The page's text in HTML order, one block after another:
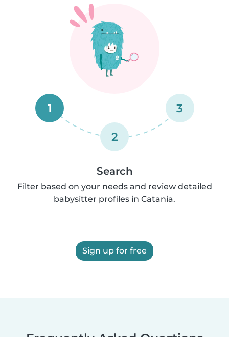
1
2
3
Search
Filter based on your needs and review detailed
babysitter profiles in Catania.
Sign up for free